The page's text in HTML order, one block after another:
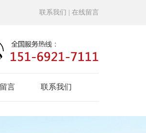
| 在线留言
联系我们
言 联系我们